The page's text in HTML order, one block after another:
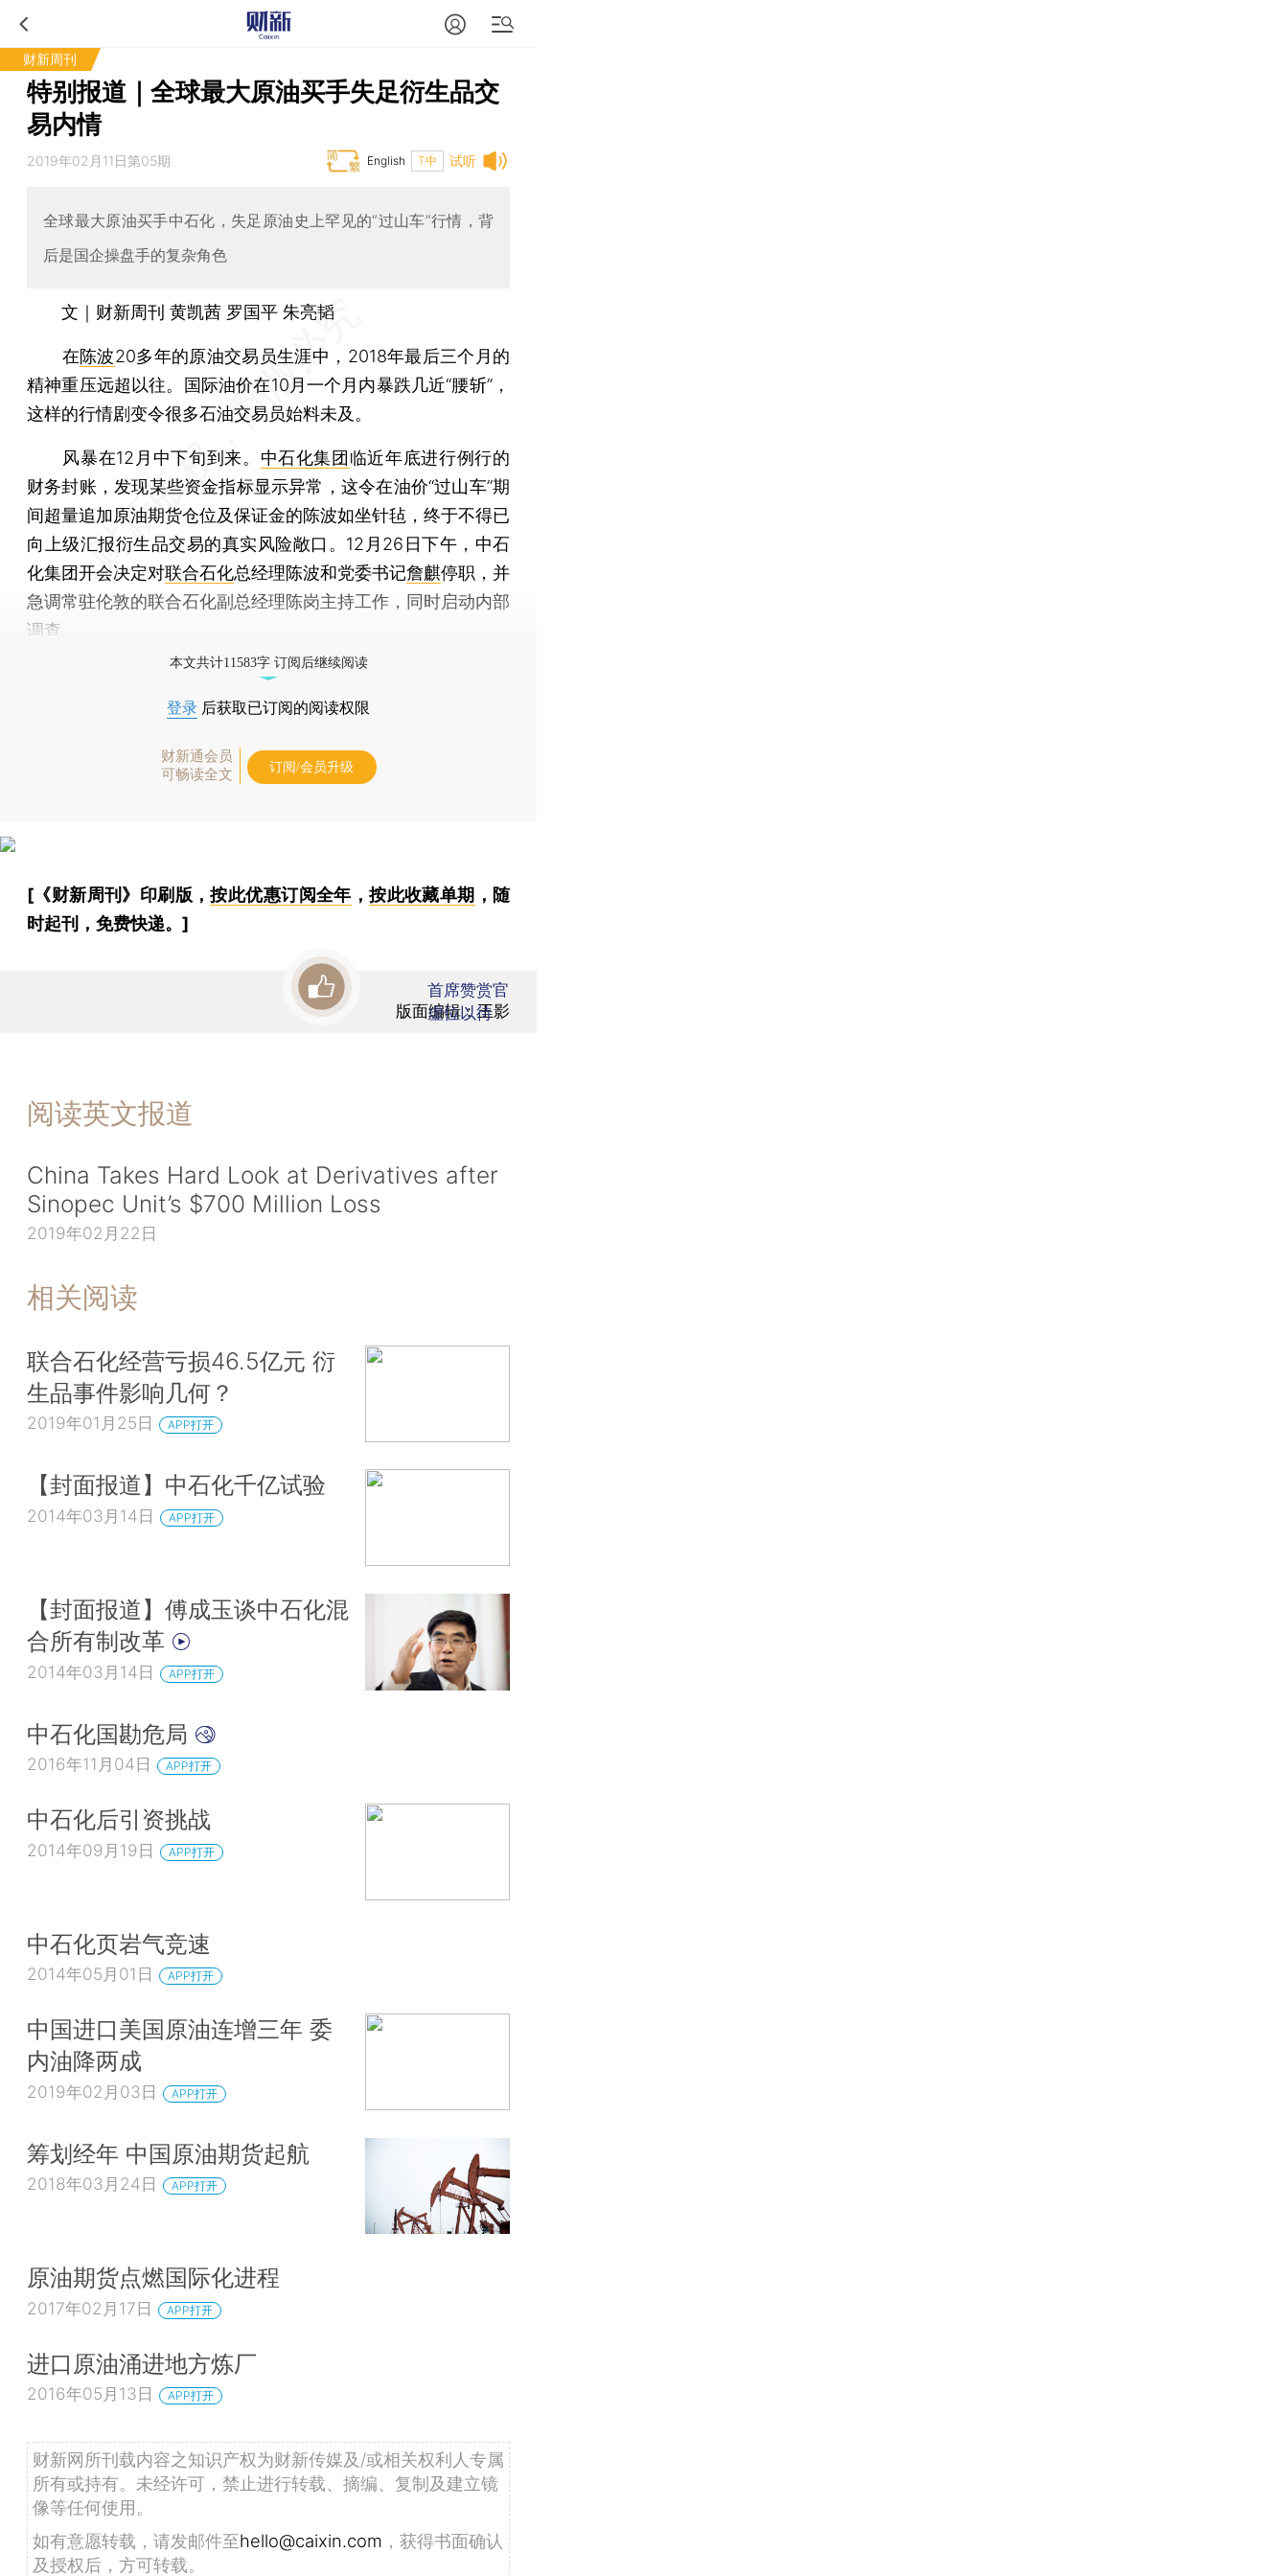
财新周刊
特别报道｜全球最大原油买手失足衍生品交
易内情
试听
2019年02月11日第05期 T中
English
全球最大原油买手中石化，失足原油史上罕见的“过山车”行情，背
后是国企操盘手的复杂角色
文｜财新周刊 黄凯茜 罗国平 朱亮韬
在陈波20多年的原油交易员生涯中，2018年最后三个月的
精神重压远超以往。国际油价在10月一个月内暴跌几近“腰斩”，
这样的行情剧变令很多石油交易员始料未及。
风暴在12月中下旬到来。 中石化集团临近年底进行例行的
财务封账，发现某些资金指标显示异常，这令在油价“过山车”期
间超量追加原油期货仓位及保证金的陈波如坐针毡，终于不得已
向上级汇报衍生品交易的真实风险敞口。12月26日下午，中石
化集团开会决定对联合石化总经理陈波和党委书记詹麒停职，并
急调常驻伦敦的联合石化副总经理陈岗主持工作，同时启动内部
调查。
本文共计11583字 订阅后继续阅读
登录 后获取已订阅的阅读权限
财新通会员
可畅读全文
订阅/会员升级
[《财新周刊》印刷版，按此优惠订阅全年 ，按此收藏单期 ，随
时起刊，免费快递。]
版面编辑：王影
首席赞赏官
虚位以待
阅读英文报道
China Takes Hard Look at Derivatives after
Sinopec Unit’s $700 Million Loss
2019年02月22日
相关阅读
联合石化经营亏损46.5亿元 衍
生品事件影响几何？
2019年01月25日 APP打开
【封面报道】中石化千亿试验
2014年03月14日 APP打开
【封面报道】傅成玉谈中石化混
合所有制改革
2014年03月14日 APP打开
中石化国勘危局
2016年11月04日 APP打开
中石化后引资挑战
2014年09月19日 APP打开
中石化页岩气竞速
2014年05月01日 APP打开
中国进口美国原油连增三年 委
内油降两成
2019年02月03日 APP打开
筹划经年 中国原油期货起航
2018年03月24日 APP打开
原油期货点燃国际化进程
2017年02月17日 APP打开
进口原油涌进地方炼厂
2016年05月13日 APP打开
财新网所刊载内容之知识产权为财新传媒及/或相关权利人专属
所有或持有。未经许可，禁止进行转载、摘编、复制及建立镜
像等任何使用。
如有意愿转载，请发邮件至hello@caixin.com ，获得书面确认
及授权后，方可转载。